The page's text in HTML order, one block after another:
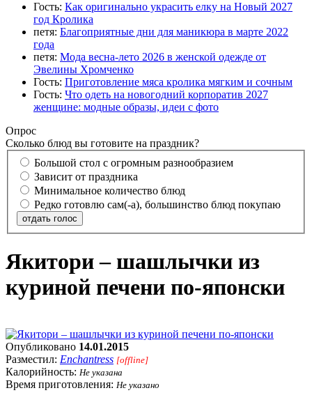
Гость: Как оригинально украсить елку на Новый 2027
год Кролика
петя: Благоприятные дни для маникюра в марте 2022
года
петя: Мода весна-лето 2026 в женской одежде от
Эвелины Хромченко
Гость: Приготовление мяса кролика мягким и сочным
Гость: Что одеть на новогодний корпоратив 2027
женщине: модные образы, идеи с фото
Опрос
Сколько блюд вы готовите на праздник?
Большой стол с огромным разнообразием
Зависит от праздника
Минимальное количество блюд
Редко готовлю сам(-а), большинство блюд покупаю
отдать голос
Якитори – шашлычки из
куриной печени по-японски
Опубликовано 14.01.2015
Разместил: Enchantress [offline]
Калорийность: Не указана
Время приготовления: Не указано